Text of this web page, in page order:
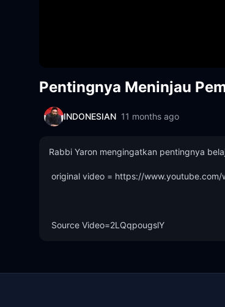
Pentingnya Meninjau
INDONESIAN 11 months ago
Rabbi Yaron mengingatkan pentingnya
Source Video=2LQqpougslY